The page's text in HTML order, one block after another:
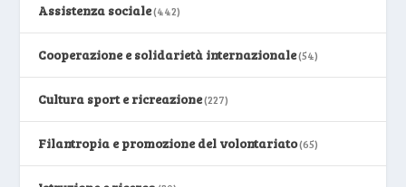
Assistenza sociale(442)
Cooperazione e solidarietà internazionale(54)
Cultura sport e ricreazione(227)
Filantropia e promozione del volontariato(65)